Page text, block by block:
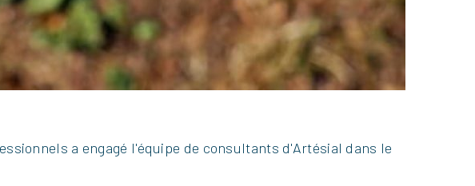
a engagé l'équipe de consultants d'Artésial dans le